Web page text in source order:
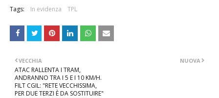
Tags: In evidenza TPL
NUOVA
VECCHIA
ATAC RALLENTA I TRAM,
ANDRANNO TRA I 5 E I 10 KM/H.
FILT CGIL: "RETE VECCHISSIMA,
PER DUE TERZI È DA SOSTITUIRE"